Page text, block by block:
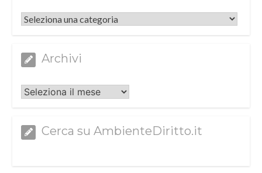
Categorie
Archivi
Archivi
Cerca su AmbienteDiritto.it